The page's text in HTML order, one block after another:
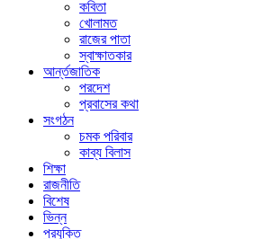
কবিতা
খোলামত
রাজের পাতা
স্বাক্ষাতকার
আর্ন্তজাতিক
পরদেশ
প্রবাসের কথা
সংগঠন
চমক পরিবার
কাব্য বিলাস
শিক্ষা
রাজনীতি
বিশেষ
ভিন্ন
প্রযুক্তি